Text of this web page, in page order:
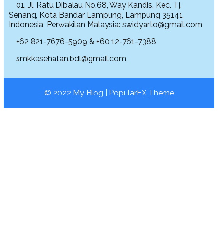
01, Jl. Ratu Dibalau No.68, Way Kandis, Kec. Tj.
Senang, Kota Bandar Lampung, Lampung 35141,
Indonesia, Perwakilan Malaysia: swidyarto@gmail.com
+62 821-7676-5909 & +60 12-761-7388
smkkesehatan.bdl@gmail.com
© 2022 My Blog | PopularFX Theme